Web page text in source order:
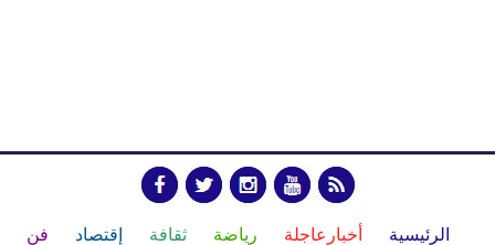
الرئيسية أخبارعاجلة رياضة ثقافة إقتصاد فن